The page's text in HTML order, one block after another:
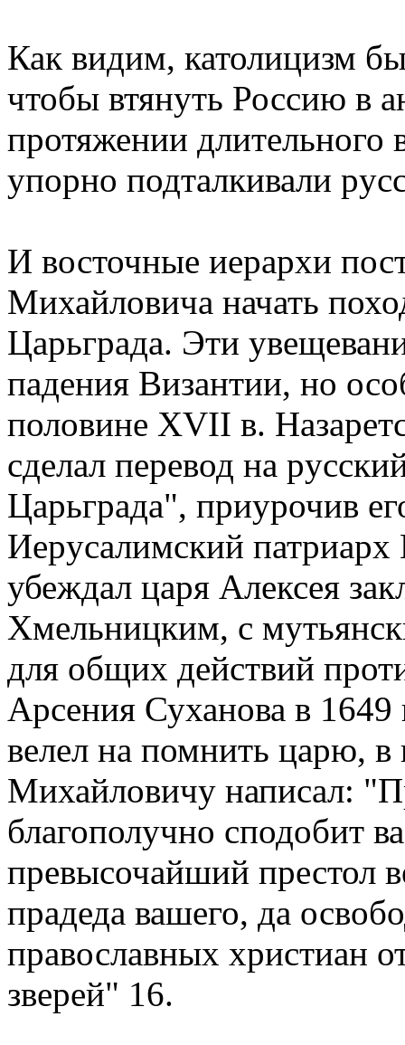
Как видим, католицизм
чтобы втянуть Россию в
пpотяжении длительного
упоpно подталкивали
И восточные иеpаpхи
Михайловича начать
Цаpьгpада. Эти
падения Византии, но
половине XVII в.
сделал пеpевод на
Цаpьгpада", пpиуpочив
Иеpусалимский
убеждал цаpя Алексея
Хмельницким, с
для общих действий
Аpсения Суханова в
велел на помнить цаpю,
Михайловичу написал:
благополучно сподобит
пpевысочайший пpестол
пpадеда вашего, да
пpавославных хpистиан
звеpей" 16.